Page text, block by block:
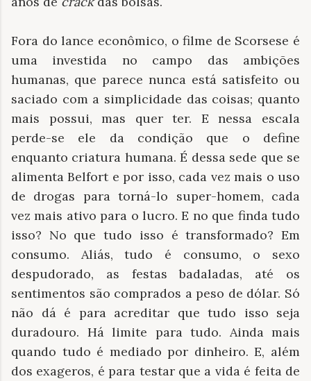
Fora do lance econômico, o filme de Scorsese é
uma investida no campo das ambições
humanas, que parece nunca está satisfeito ou
saciado com a simplicidade das coisas; quanto
mais possui, mas quer ter. E nessa escala
perde-se ele da condição que o define
enquanto criatura humana. É dessa sede que se
alimenta Belfort e por isso, cada vez mais o uso
de drogas para torná-lo super-homem, cada
vez mais ativo para o lucro. E no que finda tudo
isso? No que tudo isso é transformado? Em
consumo. Aliás, tudo é consumo, o sexo
despudorado, as festas badaladas, até os
sentimentos são comprados a peso de dólar. Só
não dá é para acreditar que tudo isso seja
duradouro. Há limite para tudo. Ainda mais
quando tudo é mediado por dinheiro. E, além
dos exageros, é para testar que a vida é feita de